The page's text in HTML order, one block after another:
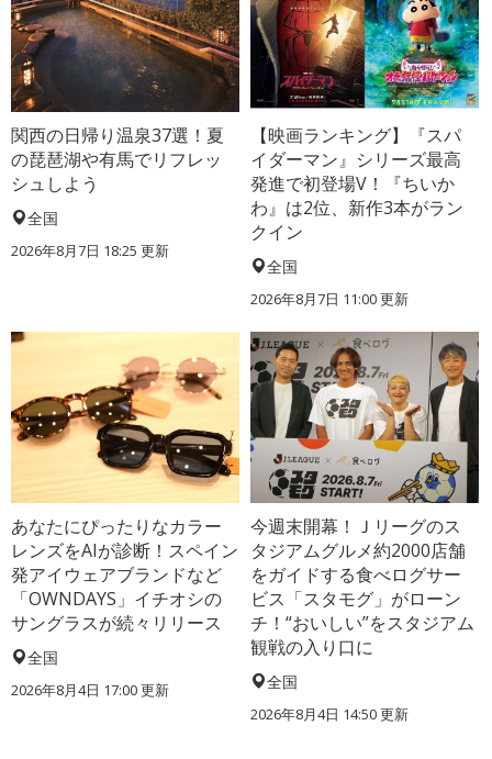
関西の日帰り温泉37選！夏
の琵琶湖や有馬でリフレッ
シュしよう
全国
2026年8月7日 18:25 更新
【映画ランキング】『スパ
イダーマン』シリーズ最高
発進で初登場V！『ちいか
わ』は2位、新作3本がラン
クイン
全国
2026年8月7日 11:00更新
あなたにぴったりなカラー
レンズをAIが診断！スペイン
発アイウェアブランドなど
「OWNDAYS」イチオシの
サングラスが続々リリース
全国
2026年8月4日 17:00更新
今週末開幕！Ｊリーグのス
タジアムグルメ約2000店舗
をガイドする食べログサー
ビス「スタモグ」がローン
チ！“おいしい”をスタジアム
観戦の入り口に
全国
2026年8月4日 14:50更新